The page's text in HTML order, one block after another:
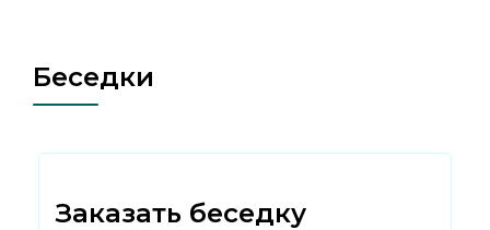
Беседки
Заказать беседку